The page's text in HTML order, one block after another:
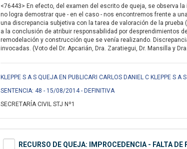
<76443> En efecto, del examen del escrito de queja, se observa
no logra demostrar que - en el caso - nos encontremos frente a
una discrepancia subjetiva con la tarea de valoración de la
a la conclusión de atribuir responsabilidad por desprendimientos
remodelación y construcción que se venía realizando.
invocadas. (Voto del Dr. Apcarián, Dra. Zaratiegui, Dr. Mansilla y
KLEPPE S A S QUEJA EN PUBLICARI CARLOS DANIEL C KLEPPE S A
SENTENCIA: 48 - 15/08/2014 - DEFINITIVA
SECRETARÍA CIVIL STJ Nº1
RECURSO DE QUEJA: IMPROCEDENCIA - FALTA